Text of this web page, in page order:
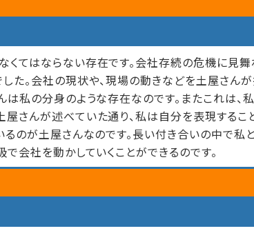
くてはならない存在です。会社存続の危機に見
た。会社の現状や、現場の動きなどを土屋さん
は私の分身のような存在なのです。またこれは、
さんが述べていた通り、私は自分を表現するこ
るのが土屋さんなのです。長い付き合いの中で私
会社を動かしていくことができるのです。